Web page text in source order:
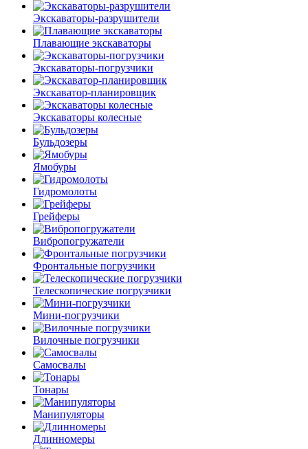
Экскаваторы-разрушители
Плавающие экскаваторы
Экскаваторы-погрузчики
Экскаватор-планировщик
Экскаваторы колесные
Бульдозеры
Ямобуры
Гидромолоты
Грейферы
Вибро­погружатели
Фронтальные погрузчики
Телескопические погрузчики
Мини-погрузчики
Вилочные погрузчики
Самосвалы
Тонары
Манипуляторы
Длинномеры